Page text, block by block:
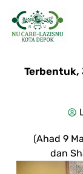
Terbentuk,
(Ahad 9
dan